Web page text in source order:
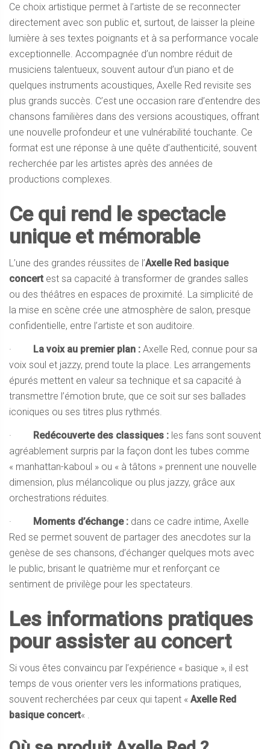
Ce choix artistique permet à l’artiste de se reconnecter
directement avec son public et, surtout, de laisser la pleine
lumière à ses textes poignants et à sa performance vocale
exceptionnelle. Accompagnée d’un nombre réduit de
musiciens talentueux, souvent autour d’un piano et de
quelques instruments acoustiques, Axelle Red revisite ses
plus grands succès. C’est une occasion rare d’entendre des
chansons familières dans des versions acoustiques, offrant
une nouvelle profondeur et une vulnérabilité touchante. Ce
format est une réponse à une quête d’authenticité, souvent
recherchée par les artistes après des années de
productions complexes.
Ce qui rend le spectacle
unique et mémorable
L’une des grandes réussites de l’Axelle Red basique
concert est sa capacité à transformer de grandes salles
ou des théâtres en espaces de proximité. La simplicité de
la mise en scène crée une atmosphère de salon, presque
confidentielle, entre l’artiste et son auditoire.
· La voix au premier plan : Axelle Red, connue pour sa
voix soul et jazzy, prend toute la place. Les arrangements
épurés mettent en valeur sa technique et sa capacité à
transmettre l’émotion brute, que ce soit sur ses ballades
iconiques ou ses titres plus rythmés.
· Redécouverte des classiques : les fans sont souvent
agréablement surpris par la façon dont les tubes comme
« manhattan-kaboul » ou « à tâtons » prennent une nouvelle
dimension, plus mélancolique ou plus jazzy, grâce aux
orchestrations réduites.
· Moments d’échange : dans ce cadre intime, Axelle
Red se permet souvent de partager des anecdotes sur la
genèse de ses chansons, d’échanger quelques mots avec
le public, brisant le quatrième mur et renforçant ce
sentiment de privilège pour les spectateurs.
Les informations pratiques
pour assister au concert
Si vous êtes convaincu par l’expérience « basique », il est
temps de vous orienter vers les informations pratiques,
souvent recherchées par ceux qui tapent « Axelle Red
basique concert« .